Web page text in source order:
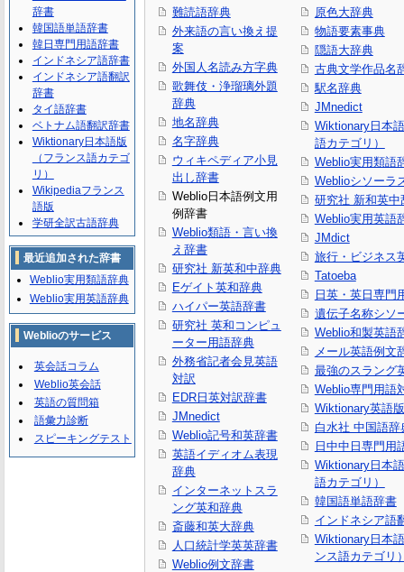
難読語辞典
外来語の言い換え提
案
外国人名読み方字典
歌舞伎・浄瑠璃外題
辞典
地名辞典
名字辞典
ウィキペディア小見
出し辞書
Weblio日本語例文用
例辞書
Weblio類語・言い換
え辞書
研究社 新英和中辞典
Eゲイト英和辞典
ハイパー英語辞書
研究社 英和コンピュ
ーター用語辞典
外務省記者会見英語
対訳
EDR日英対訳辞書
JMnedict
Weblio記号和英辞書
英語イディオム表現
辞典
インターネットスラ
ング英和辞典
斎藤和英大辞典
人口統計学英英辞書
Weblio例文辞書
原色大辞典
物語要素事典
隠語大辞典
古典文学作品名
駅名辞典
JMnedict
Wiktionary日本
語カテゴリ）
Weblio実用類語
Weblioシソーラ
研究社 新和英中
Weblio実用英語
JMdict
旅行・ビジネス
Tatoeba
日英・英日専門
遺伝子名称シソ
Weblio和製英語
メール英語例文
最強のスラング
Weblio専門用語
Wiktionary英語版
白水社 中国語辞
日中中日専門用
Wiktionary日本
語カテゴリ）
韓国語単語辞書
インドネシア語
Wiktionary日本
ンス語カテゴリ
辞書
韓国語単語辞書
韓日専門用語辞書
インドネシア語辞書
インドネシア語翻訳
辞書
タイ語辞書
ベトナム語翻訳辞書
Wiktionary日本語版
（フランス語カテゴ
リ）
Wikipediaフランス
語版
学研全訳古語辞典
最近追加された辞書
Weblio実用類語辞典
Weblio実用英語辞典
Weblioのサービス
英会話コラム
Weblio英会話
英語の質問箱
語彙力診断
スピーキングテスト